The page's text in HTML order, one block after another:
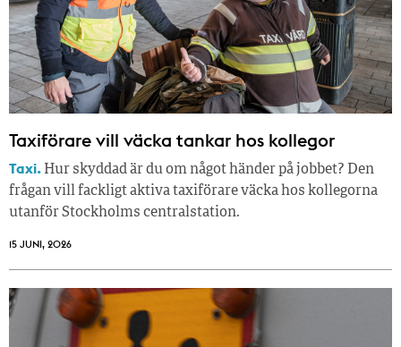
Taxiförare vill väcka tankar hos kollegor
Taxi. Hur skyddad är du om något händer på jobbet? Den
frågan vill fackligt aktiva taxiförare väcka hos kollegorna
utanför Stockholms centralstation.
15 JUNI, 2026